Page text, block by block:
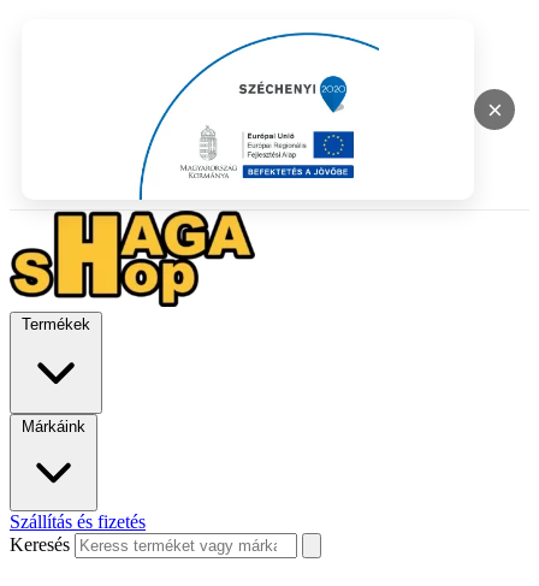
×
Termékek
Márkáink
Szállítás és fizetés
Keresés